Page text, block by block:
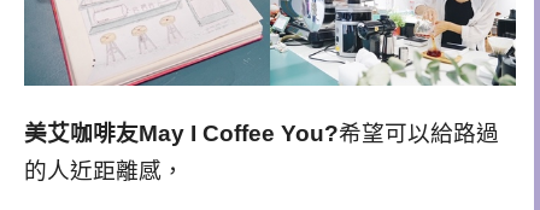
美艾咖啡友May I Coffee You?希望可以給路過
的人近距離感，